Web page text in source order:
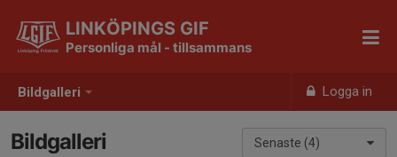
Bildgalleri Logga in
LINKÖPINGS GIF
Personliga mål - tillsammans
Senaste (4)
Bildgalleri